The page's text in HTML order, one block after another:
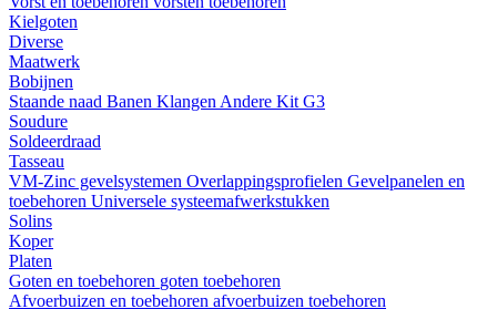
Kielgoten
Diverse
Maatwerk
Bobijnen
Staande naad Banen Klangen Andere Kit G3
Soudure
Soldeerdraad
Tasseau
VM-Zinc gevelsystemen Overlappingsprofielen Gevelpanelen en
toebehoren Universele systeemafwerkstukken
Solins
Koper
Platen
Goten en toebehoren goten toebehoren
Afvoerbuizen en toebehoren afvoerbuizen toebehoren